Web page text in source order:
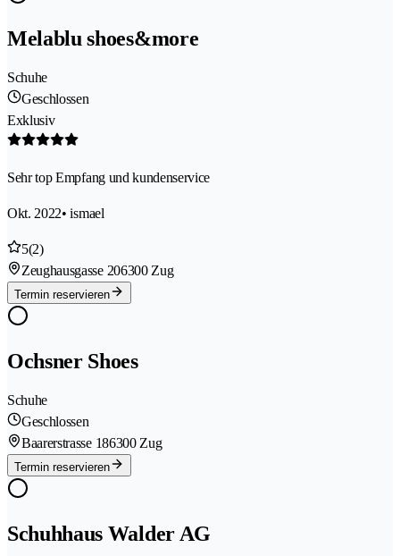
Melablu shoes&more
Schuhe
Geschlossen
Exklusiv
Sehr top Empfang und kundenservice
Okt. 2022• ismael
5(2)
Zeughausgasse 206300 Zug
Termin reservieren
Ochsner Shoes
Schuhe
Geschlossen
Baarerstrasse 186300 Zug
Termin reservieren
Schuhhaus Walder AG